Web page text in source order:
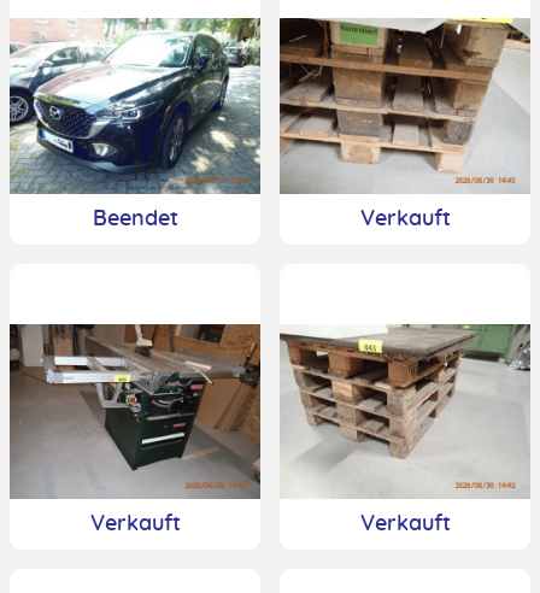
Beendet Verkauft
Verkauft Verkauft